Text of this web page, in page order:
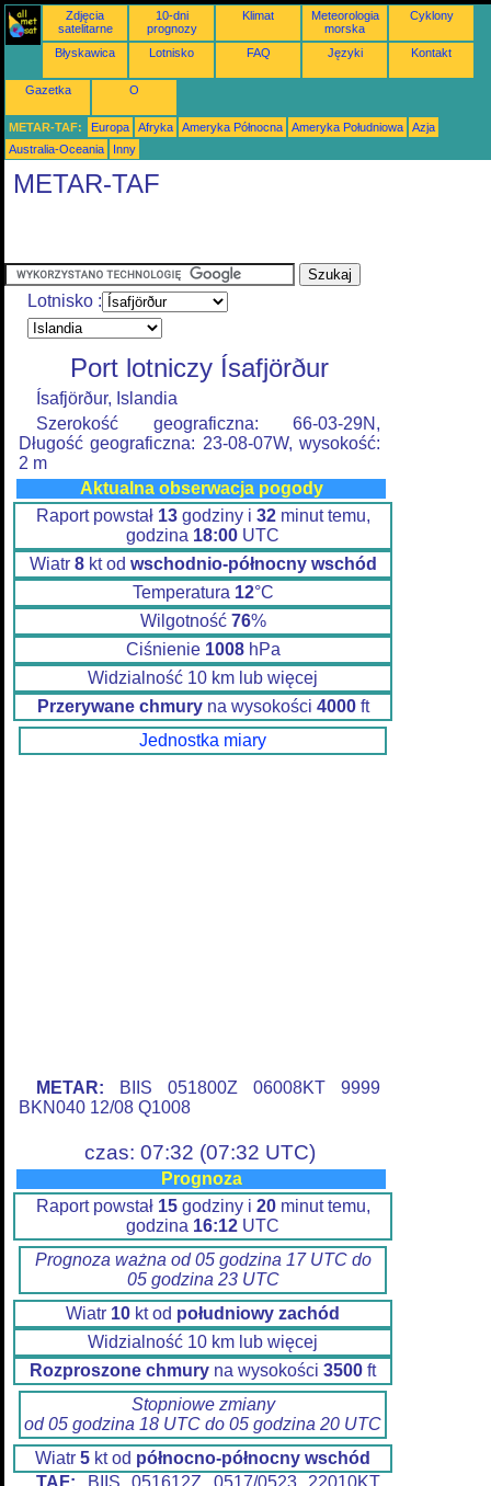
Zdjęcia
satelitarne
10-dni
prognozy
Klimat
Meteorologia
morska
Cyklony
Błyskawica Lotnisko FAQ Języki Kontakt
Gazetka O
METAR-TAF: Europa Afryka Ameryka Północna Ameryka Południowa
Azja
Australia-Oceania
Inny
METAR-TAF
Lotnisko :
Port lotniczy Ísafjörður
Ísafjörður, Islandia
Szerokość geograficzna: 66-03-29N,
Długość geograficzna: 23-08-07W, wysokość:
2 m
Aktualna obserwacja pogody
Raport powstał 13godziny i 32minut temu,
godzina 18:00 UTC
Wiatr 8kt od wschodnio-północny wschód
Temperatura 12°C
Wilgotność 76%
Ciśnienie 1008hPa
Widzialność 10 km lub więcej
Przerywane chmuryna wysokości 4000ft
Jednostka miary
METAR: BIIS 051800Z 06008KT 9999
BKN040 12/08 Q1008
czas: 07:32 (07:32 UTC)
Prognoza
Raport powstał 15godziny i 20minut temu,
godzina 16:12 UTC
Prognoza ważna od 05 godzina 17 UTC do
05 godzina 23 UTC
Wiatr 10 kt od południowy zachód
Widzialność 10 km lub więcej
Rozproszone chmury na wysokości 3500 ft
Stopniowe zmiany
od 05 godzina 18 UTC do 05 godzina 20 UTC
Wiatr 5 kt od północno-północny wschód